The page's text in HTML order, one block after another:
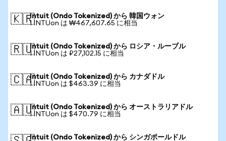
🇰🇷Intuit (Ondo Tokenized) から 韓国ウォン
1 INTUon は ₩467,607.65 に相当
🇷🇺Intuit (Ondo Tokenized) から ロシア・ルーブル
1 INTUon は ₽27,102.15 に相当
🇨🇦Intuit (Ondo Tokenized) から カナダドル
1 INTUon は $463.39 に相当
🇦🇺Intuit (Ondo Tokenized) から オーストラリアドル
1 INTUon は $470.79 に相当
Intuit (Ondo Tokenized) から シンガポールドル